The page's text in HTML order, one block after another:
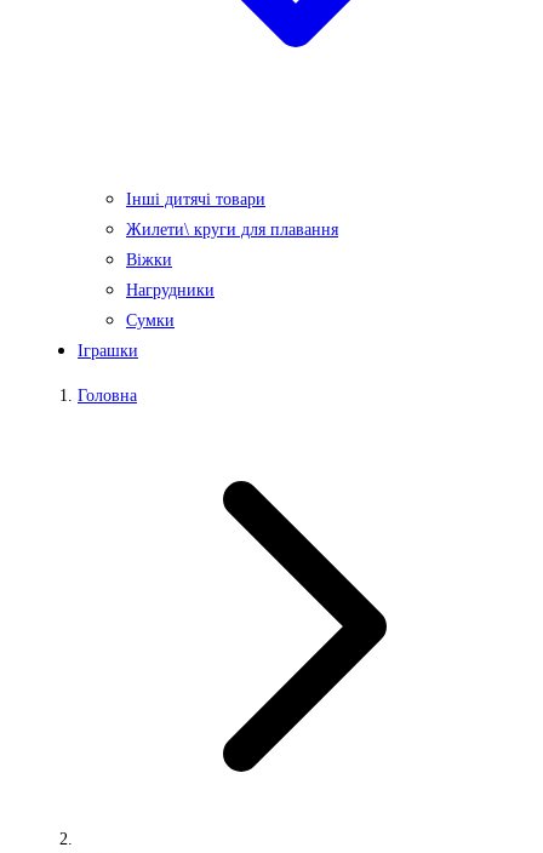
Інші дитячі товари
Жилети\ круги для плавання
Віжки
Нагрудники
Сумки
Іграшки
Головна